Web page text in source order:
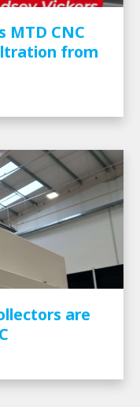
MTD CNC
from
are